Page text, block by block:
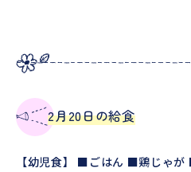
2月20日の給食
【幼児食】 ■ごはん ■鶏じゃ